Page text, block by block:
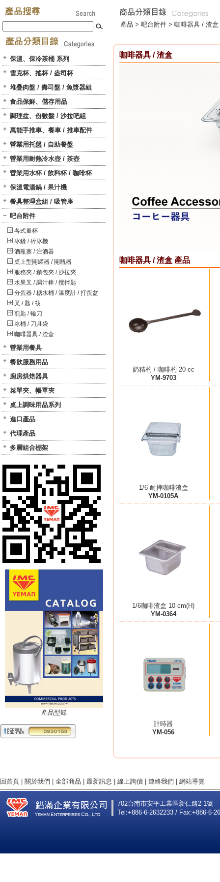
保溫、保冷茶桶 系列
雪克杯、搖杯 / 盎司杯
堆疊肉盤 / 壽司盤 / 魚漿器組
食品保鮮、儲存用品
調理盆、份數盤 / 沙拉吧組
萬能手推車、餐車 / 推車配件
營業用托盤 / 自助餐盤
營業用耐熱冷水壺 / 茶壺
營業用水杯 / 飲料杯 / 咖啡杯
保溫電湯鍋 / 果汁機
餐具整理盒組 / 吸管座
吧台附件
各式量杯
冰鏟 / 碎冰機
酒瓶塞 / 注酒器
桌上型開罐器 / 開瓶器
服務夾 / 麵包夾 / 沙拉夾
水果叉 / 調汁棒 / 攪拌匙
分蛋器 / 糖水桶 / 溫度計 / 打蛋盆
叉 / 匙 / 筷
煎匙 / 輪刀
冰桶 / 刀具袋
咖啡器具 / 渣盒
營業用餐具
餐飲服務用品
廚房烘焙器具
菜單夾、帳單夾
桌上調味用品系列
進口產品
代理產品
多層組合棚架
產品型錄
產品 > 吧台附件 > 咖啡器具 / 渣盒
咖啡器具 / 渣盒
咖啡器具 / 渣盒 產品
奶精杓 / 咖啡杓 20 cc
YM-9703
1/6 耐摔咖啡渣盒
YM-0105A
1/6咖啡渣盒 10 cm(H)
YM-0364
計時器
YM-056
回首頁 關於我們 全部商品 最新訊息 線上詢價 連絡我們 網站導覽
702台南市安平工業區新仁路2-1號
Tel:+886-6-2632233 / Fax:+886-6-